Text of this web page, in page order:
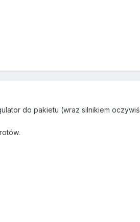
do pakietu (wraz silnikiem